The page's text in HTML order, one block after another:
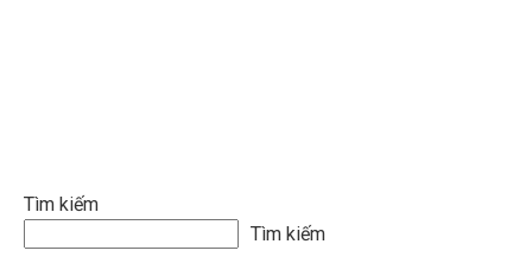
Tìm kiếm
Tìm kiếm